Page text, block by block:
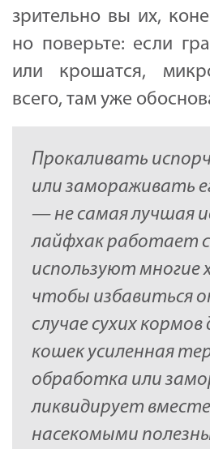
зрительно вы их,
но поверьте: если
или крошатся,
всего, там уже
Прокаливать
или замораживать
— не самая лучшая
лайфхак работает с
используют многие
чтобы избавиться
случае сухих кормов
кошек усиленная
обработка или
ликвидирует
насекомыми